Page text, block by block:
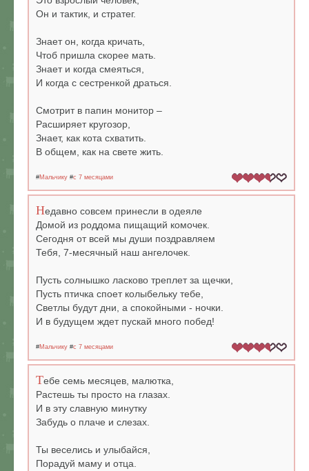
Он и тактик, и стратег.
Знает он, когда кричать,
Чтоб пришла скорее мать.
Знает и когда смеяться,
И когда с сестренкой драться.
Смотрит в папин монитор –
Расширяет кругозор,
Знает, как кота схватить.
В общем, как на свете жить.
#Мальчику #c 7 месяцами
Недавно совсем принесли в одеяле
Домой из роддома пищащий комочек.
Сегодня от всей мы души поздравляем
Тебя, 7-месячный наш ангелочек.
Пусть солнышко ласково треплет за щечки,
Пусть птичка споет колыбельку тебе,
Светлы будут дни, а спокойными - ночки.
И в будущем ждет пускай много побед!
#Мальчику #c 7 месяцами
Тебе семь месяцев, малютка,
Растешь ты просто на глазах.
И в эту славную минутку
Забудь о плаче и слезах.
Ты веселись и улыбайся,
Порадуй маму и отца.